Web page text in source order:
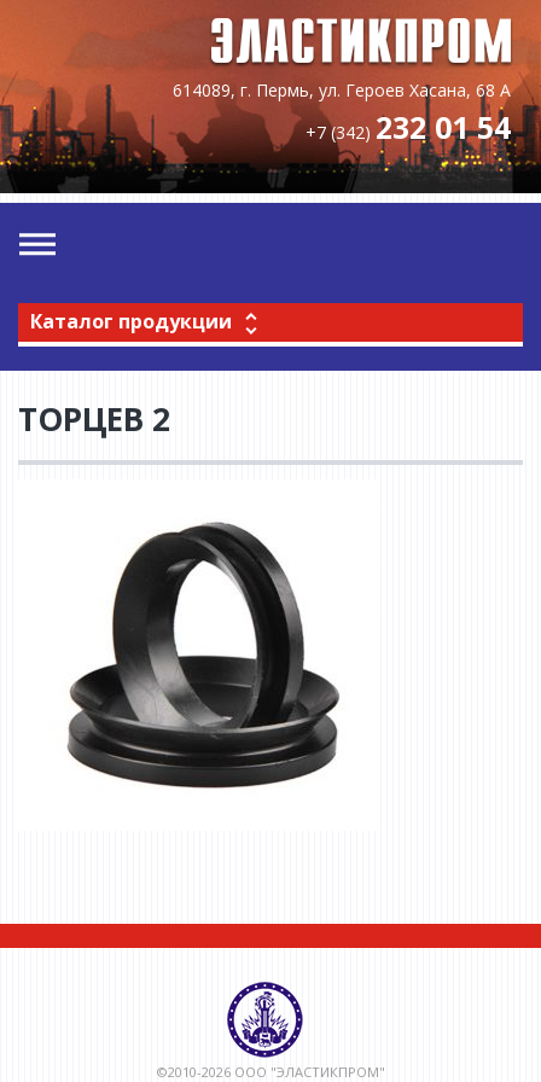
614089, г. Пермь, ул. Героев Хасана, 68 А
+7 (342) 232 01 54
Каталог продукции
ТОРЦЕВ 2
©2010-2026 ООО "ЭЛАСТИКПРОМ"